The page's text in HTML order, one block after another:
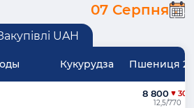
07 Серпня
UAH
Кукурудза Пшениця 2
8 800 300
12,5/770